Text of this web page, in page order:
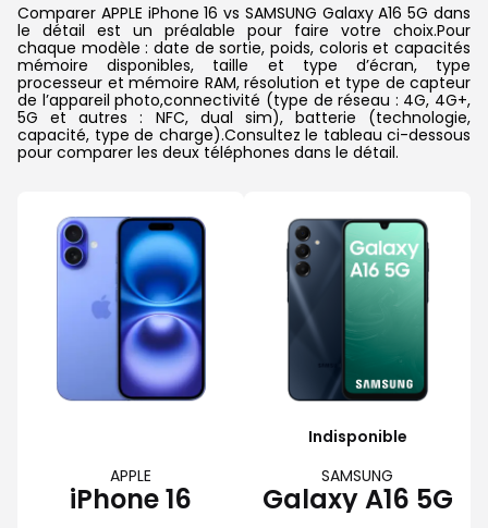
Comparer APPLE iPhone 16 vs SAMSUNG Galaxy A16 5G dans
le détail est un préalable pour faire votre choix.Pour
chaque modèle : date de sortie, poids, coloris et capacités
mémoire disponibles, taille et type d’écran, type
processeur et mémoire RAM, résolution et type de capteur
de l’appareil photo,connectivité (type de réseau : 4G, 4G+,
5G et autres : NFC, dual sim), batterie (technologie,
capacité, type de charge).Consultez le tableau ci-dessous
pour comparer les deux téléphones dans le détail.
APPLE
iPhone 16
Indisponible
SAMSUNG
Galaxy A16 5G